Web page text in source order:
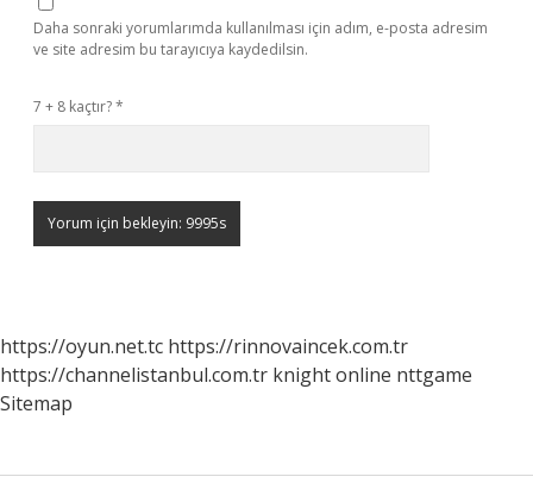
Daha sonraki yorumlarımda kullanılması için adım, e-posta adresim
ve site adresim bu tarayıcıya kaydedilsin.
7 + 8 kaçtır?*
https://oyun.net.tc https://rinnovaincek.com.tr
https://channelistanbul.com.tr knight online nttgame
Sitemap